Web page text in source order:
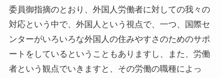
委員御指摘のとおり、外国人労働者に対しての我々の
対応という中で、外国人という視点で、一つ、国際セ
ンターがいろいろな外国人の住みやすさのためのサポ
ートをしているということもありますし、また、労働
者という観点でいきますと、その労働の職種によっ